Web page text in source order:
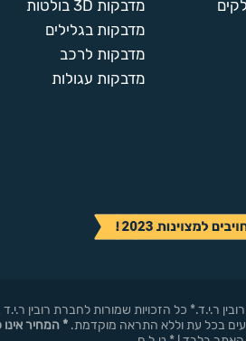
מדבקות 3D בולטות
מדבקות בגלילים
מדבקות לרכב
מדבקות עגולות
רובין ר.י.ד.* כל הזכויות שמורות לחברת
* המחיר